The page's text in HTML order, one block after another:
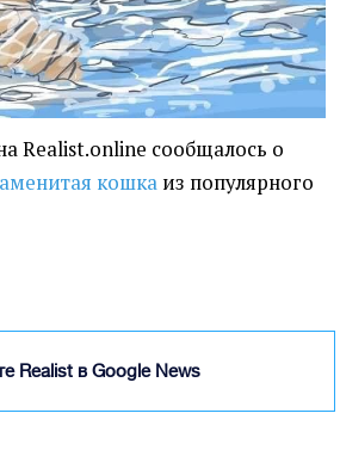
Realist.online сообщалось о
кошка из популярного
Realist в Google News